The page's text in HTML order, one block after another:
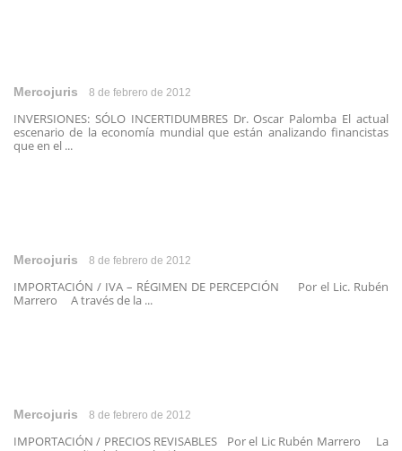
Mercojuris 8 de febrero de 2012
INVERSIONES: SÓLO INCERTIDUMBRES Dr. Oscar Palomba El actual
escenario de la economía mundial que están analizando financistas
que en el ...
Mercojuris 8 de febrero de 2012
IMPORTACIÓN / IVA – RÉGIMEN DE PERCEPCIÓN Por el Lic. Rubén
Marrero A través de la ...
Mercojuris 8 de febrero de 2012
IMPORTACIÓN / PRECIOS REVISABLES Por el Lic Rubén Marrero La